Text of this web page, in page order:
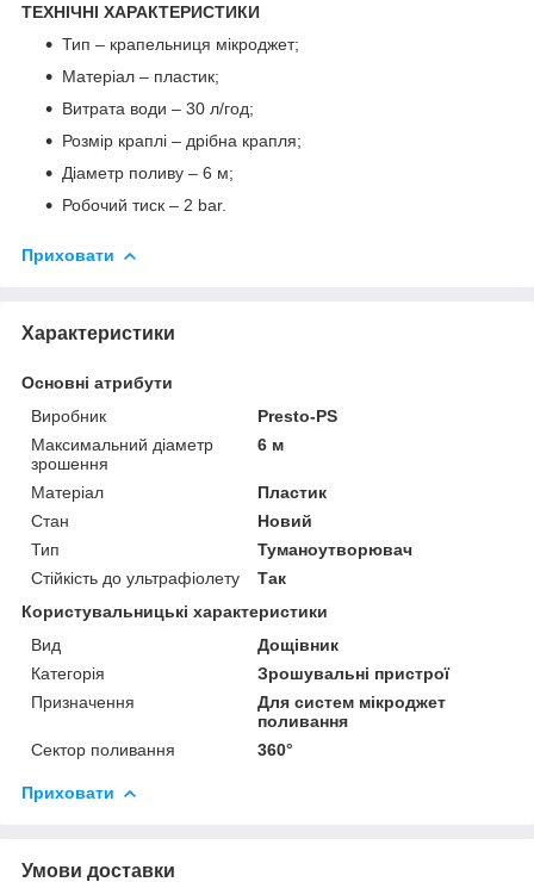
ТЕХНІЧНІ ХАРАКТЕРИСТИКИ
Тип – крапельниця мікроджет;
Матеріал – пластик;
Витрата води – 30 л/год;
Розмір краплі – дрібна крапля;
Діаметр поливу – 6 м;
Робочий тиск – 2 bar.
Приховати
Характеристики
Основні атрибути
Виробник
Presto-PS
Максимальний діаметр
зрошення
6 м
Матеріал
Пластик
Стан
Новий
Тип
Туманоутворювач
Стійкість до ультрафіолету
Так
Користувальницькі характеристики
Вид
Дощівник
Категорія
Зрошувальні пристрої
Призначення
Для систем мікроджет
поливання
Сектор поливання
360°
Приховати
Умови доставки